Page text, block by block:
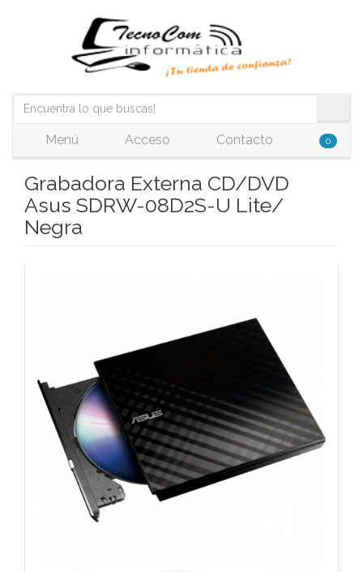
Menú Acceso Contacto 0
Grabadora Externa CD/DVD
Asus SDRW-08D2S-U Lite/
Negra